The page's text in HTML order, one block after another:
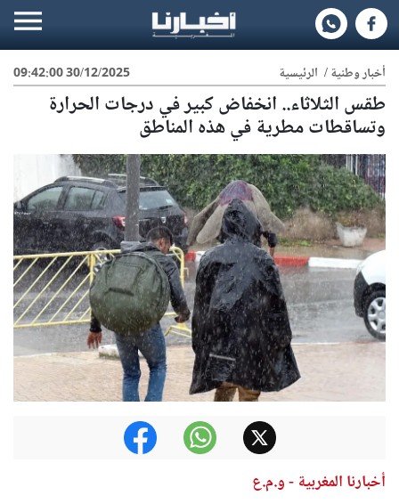
30/12/2025 09:42:00 أخبار وطنية/ الرئيسية
طقس الثلاثاء.. انخفاض كبير في درجات الحرارة
وتساقطات مطرية في هذه المناطق
أخبارنا المغربية - و.م.ع